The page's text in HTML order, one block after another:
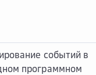
событий в
программном